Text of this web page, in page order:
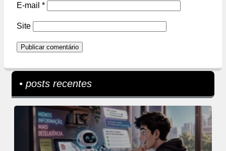
E-mail *
Site
• posts recentes